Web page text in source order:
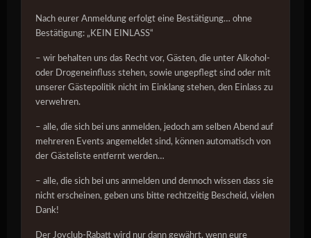
Nach eurer Anmeldung erfolgt eine Bestätigung… ohne
Bestätigung: „KEIN EINLASS“
– wir behalten uns das Recht vor, Gästen, die unter Alkohol-
oder Drogeneinfluss stehen, sowie ungepflegt sind oder mit
unserer Gästepolitik nicht im Einklang stehen, den Einlass zu
verwehren.
– alle, die sich bei uns anmelden, jedoch am selben Abend auf
mehreren Events angemeldet sind, können automatisch von
der Gästeliste entfernt werden…
– alle, die sich bei uns anmelden und dennoch wissen dass sie
nicht erscheinen, geben uns bitte rechtzeitig Bescheid, vielen
Dank!
Der Joyclub-Rabatt wird nur dann gewährt, wenn eure